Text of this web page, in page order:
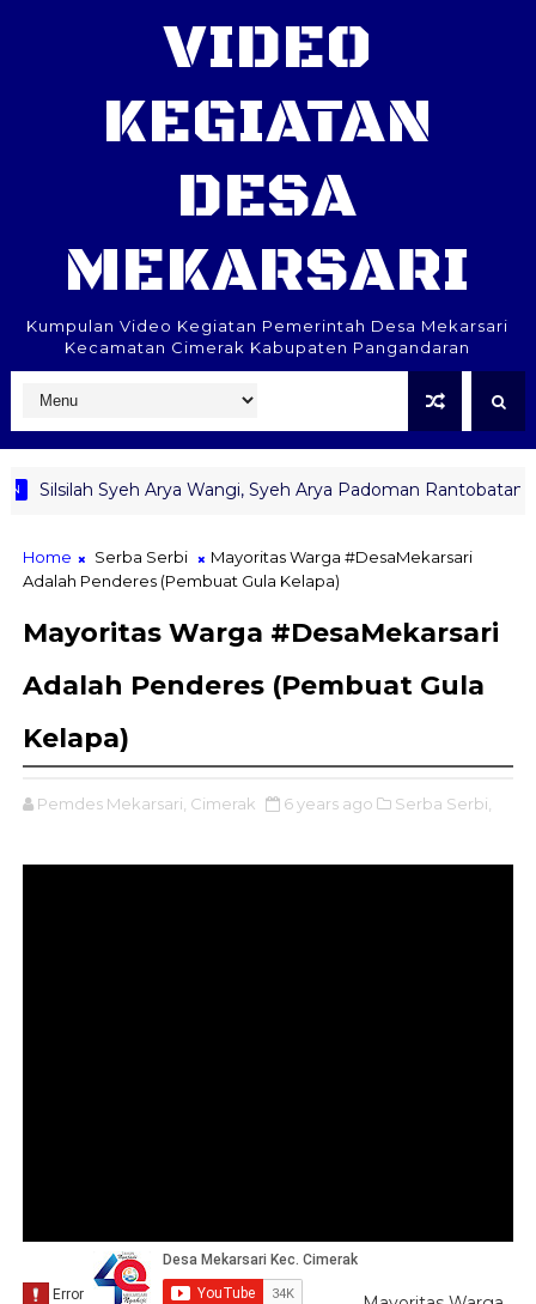
VIDEO
KEGIATAN
DESA
MEKARSARI
Kumpulan Video Kegiatan Pemerintah Desa Mekarsari
Kecamatan Cimerak Kabupaten Pangandaran
Silsilah Syeh Arya Wangi, Syeh Arya Padoman Rantobatang
Home Serba Serbi
Mayoritas Warga #DesaMekarsari
Adalah Penderes (Pembuat Gula Kelapa)
Mayoritas Warga #DesaMekarsari
Adalah Penderes (Pembuat Gula
Kelapa)
Pemdes Mekarsari, Cimerak 6 years ago Serba Serbi,